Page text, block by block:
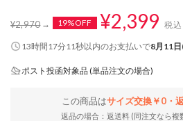
¥2,970 19%OFF ¥2,399 税込
13時間17分11秒以内のお支払いで8月11
ポスト投函対象品 (単品注文の場合)
この商品はサイズ交換￥0・
返品の場合：返送料 (同注文なら複